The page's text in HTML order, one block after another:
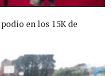
en los 15K de